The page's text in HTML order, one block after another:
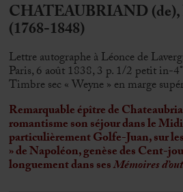
CHATEAUBRIAND (de),
(1768-1848)
Lettre autographe à Léonce de
Paris, 6 août 1838, 3 p. 1/2 petit in-
Timbre sec « Weyne » en marge
Remarquable épître de
romantisme son séjour dans le
particulièrement Golfe-Juan, sur
» de Napoléon, genèse des Cent-
longuement dans sesMémoires